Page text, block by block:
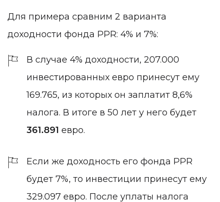
Для примера сравним 2 варианта
доходности фонда PPR: 4% и 7%:
В случае 4% доходности, 207.000
инвестированных евро принесут ему
169.765, из которых он заплатит 8,6%
налога. В итоге в 50 лет у него будет
361.891 евро.
Если же доходность его фонда PPR
будет 7%, то инвестиции принесут ему
329.097 евро. После уплаты налога